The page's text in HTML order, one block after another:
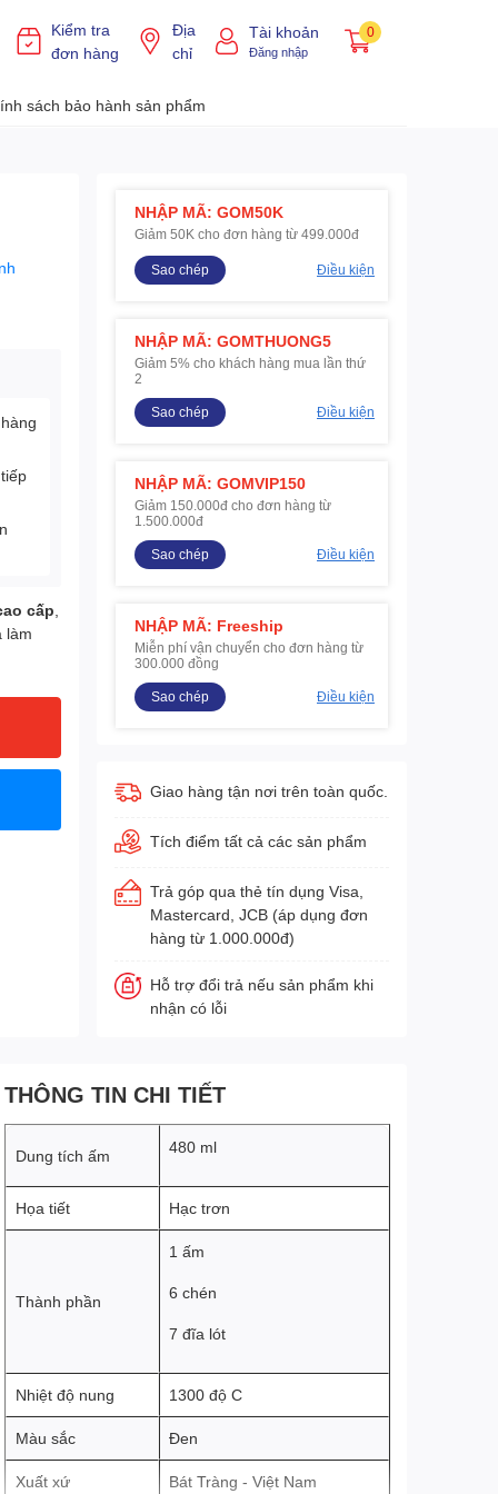
Kiểm tra
đơn hàng
Địa
chỉ
Tài khoản
Đăng nhập
0
sách bảo hành sản phẩm
cấp
làm
NHẬP MÃ: GOM50K
Giảm 50K cho đơn hàng từ 499.000đ
Sao chép Điều kiện
NHẬP MÃ: GOMTHUONG5
Giảm 5% cho khách hàng mua lần thứ
2
Sao chép
Điều kiện
NHẬP MÃ: GOMVIP150
Giảm 150.000đ cho đơn hàng từ
1.500.000đ
Sao chép
Điều kiện
NHẬP MÃ: Freeship
Miễn phí vận chuyển cho đơn hàng từ
300.000 đồng
Sao chép
Điều kiện
Giao hàng tận nơi trên toàn quốc.
Tích điểm tất cả các sản phẩm
Trả góp qua thẻ tín dụng Visa,
Mastercard, JCB (áp dụng đơn
hàng từ 1.000.000đ)
Hỗ trợ đổi trả nếu sản phẩm khi
nhận có lỗi
THÔNG TIN CHI TIẾT
Dung tích ấm 480 ml
Họa tiết Hạc trơn
Thành phần
1 ấm
6 chén
7 đĩa lót
Nhiệt độ nung 1300 độ C
Màu sắc Đen
Xuất xứ Bát Tràng - Việt Nam